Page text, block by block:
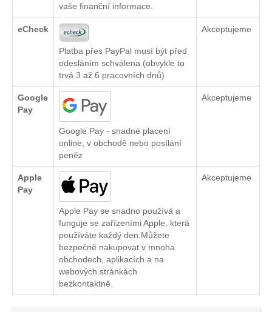
vaše finanční informace.
eCheck
Platba přes PayPal musí být před
odesláním schválena (obvykle to
trvá 3 až 6 pracovních dnů)
Akceptujeme
Google
Pay
Google Pay - snadné placení
online, v obchodě nebo posílání
peněz
Akceptujeme
Apple
Pay
Apple Pay se snadno používá a
funguje se zařízeními Apple, která
používáte každý den.Můžete
bezpečně nakupovat v mnoha
obchodech, aplikacích a na
webových stránkách
bezkontaktně.
Akceptujeme